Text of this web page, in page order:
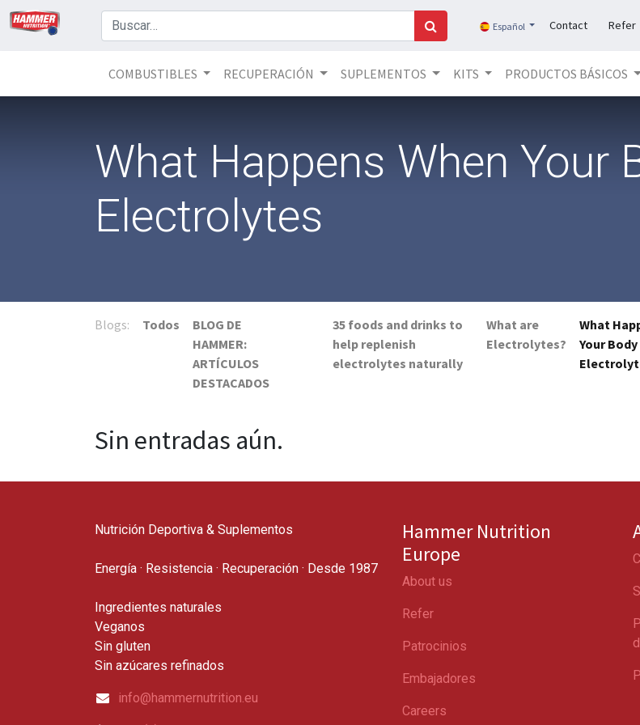
Español Contact Refer
COMBUSTIBLES RECUPERACIÓN SUPLEMENTOS KITS PRODUCTOS BÁSICOS
What Happens When Your
Electrolytes
Blogs: Todos
BLOG DE
HAMMER:
ARTÍCULOS
DESTACADOS
35 foods and drinks to
help replenish
electrolytes naturally
What are
Electrolytes?
What
Your
Sin entradas aún.
Nutrición Deportiva & Suplementos
Energía · Resistencia · Recuperación · Desde 1987
Ingredientes naturales
Veganos
Sin gluten
Sin azúcares refinados
info@hammernutrition.eu
Hammer Nutrition
Europe
About us
Refer
Patrocinios
Embajadores
Careers